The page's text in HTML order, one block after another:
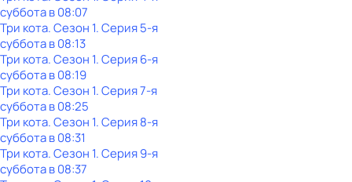
субботав08:07
Три кота. Сезон 1. Серия 5-я
субботав08:13
Три кота. Сезон 1. Серия 6-я
субботав08:19
Три кота. Сезон 1. Серия 7-я
субботав08:25
Три кота. Сезон 1. Серия 8-я
субботав08:31
Три кота. Сезон 1. Серия 9-я
субботав08:37